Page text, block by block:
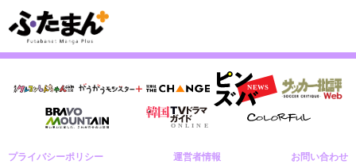
プライバシーポリシー 運営者情報 お問い合わせ